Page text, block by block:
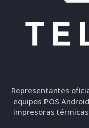
Representantes
equipos POS
impresoras